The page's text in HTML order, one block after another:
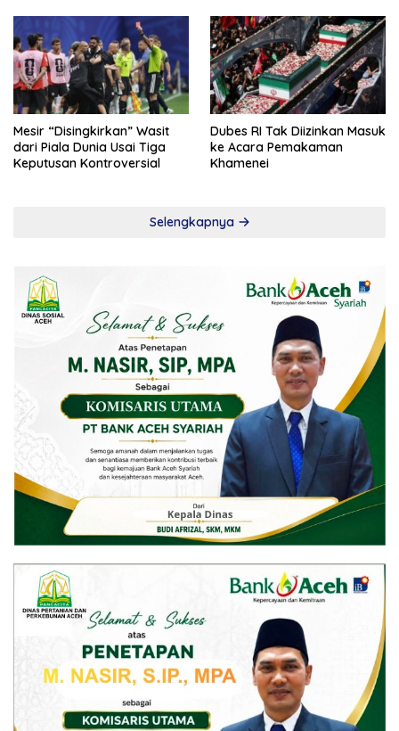
Mesir “Disingkirkan” Wasit
dari Piala Dunia Usai Tiga
Keputusan Kontroversial
Dubes RI Tak Diizinkan Masuk
ke Acara Pemakaman
Khamenei
Selengkapnya